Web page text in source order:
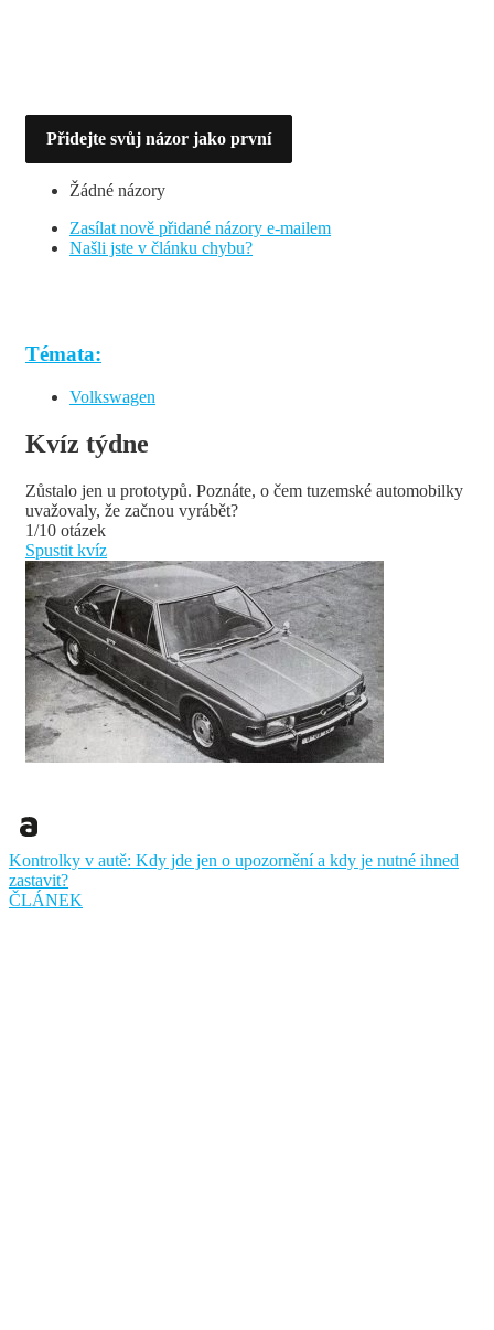
Přidejte svůj názor jako první
Žádné názory
Zasílat nově přidané názory e-mailem
Našli jste v článku chybu?
Témata:
Volkswagen
Kvíz týdne
Zůstalo jen u prototypů. Poznáte, o čem tuzemské automobilky
uvažovaly, že začnou vyrábět?
1/10 otázek
Spustit kvíz
Kontrolky v autě: Kdy jde jen o upozornění a kdy je nutné ihned
zastavit?
ČLÁNEK